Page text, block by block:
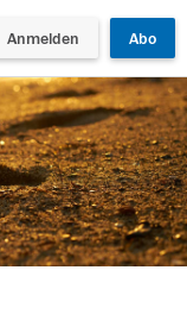
Anmelden Abo